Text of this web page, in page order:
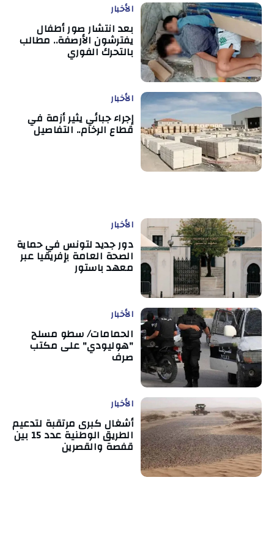
الأخبار
بعد انتشار صور أطفال
يفترشون الأرصفة.. مطالب
بالتحرك الفوري
الأخبار
إجراء جبائي يثير أزمة في
قطاع الرخام.. التفاصيل
الأخبار
دور جديد لتونس في حماية
الصحة العامة بإفريقيا عبر
معهد باستور
الأخبار
الحمامات/ سطو مسلح
"هوليودي" على مكتب
صرف
الأخبار
أشغال كبرى مرتقبة لتدعيم
الطريق الوطنية عدد 15 بين
قفصة والقصرين